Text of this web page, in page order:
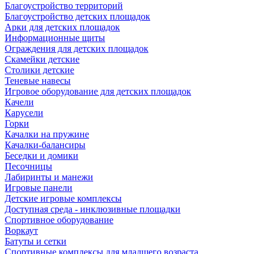
Благоустройство территорий
Благоустройство детских площадок
Арки для детских площадок
Информационные щиты
Ограждения для детских площадок
Скамейки детские
Столики детские
Теневые навесы
Игровое оборудование для детских площадок
Качели
Карусели
Горки
Качалки на пружине
Качалки-балансиры
Беседки и домики
Песочницы
Лабиринты и манежи
Игровые панели
Детские игровые комплексы
Доступная среда - инклюзивные площадки
Спортивное оборудование
Воркаут
Батуты и сетки
Спортивные комплексы для младшего возраста